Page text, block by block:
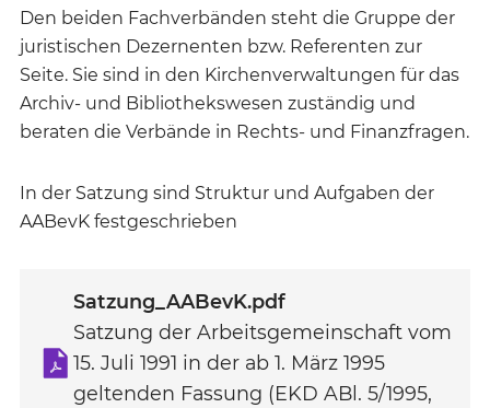
Den beiden Fachverbänden steht die Gruppe der
juristischen Dezernenten bzw. Referenten zur
Seite. Sie sind in den Kirchenverwaltungen für das
Archiv- und Bibliothekswesen zuständig und
beraten die Verbände in Rechts- und Finanzfragen.
In der Satzung sind Struktur und Aufgaben der
AABevK festgeschrieben
Satzung_AABevK.pdf
Satzung der Arbeitsgemeinschaft vom
15. Juli 1991 in der ab 1. März 1995
geltenden Fassung (EKD ABl. 5/1995,